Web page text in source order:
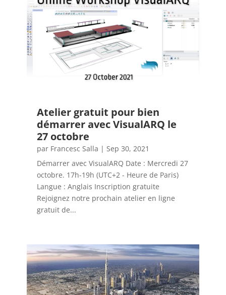
Atelier gratuit pour bien
démarrer avec VisualARQ le
27 octobre
par Francesc Salla | Sep 30, 2021
Démarrer avec VisualARQ Date : Mercredi 27
octobre. 17h-19h (UTC+2 - Heure de Paris)
Langue : Anglais Inscription gratuite
Rejoignez notre prochain atelier en ligne
gratuit de...